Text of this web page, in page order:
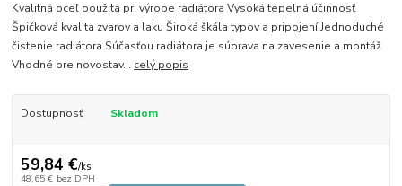
Kvalitná oceľ použitá pri výrobe radiátora Vysoká tepelná účinnosť
Špičková kvalita zvarov a laku Široká škála typov a pripojení Jednoduché
čistenie radiátora Súčasťou radiátora je súprava na zavesenie a montáž
Vhodné pre novostav... celý popis
Dostupnosť Skladom
59,84 €/ks
48,65 € bez DPH